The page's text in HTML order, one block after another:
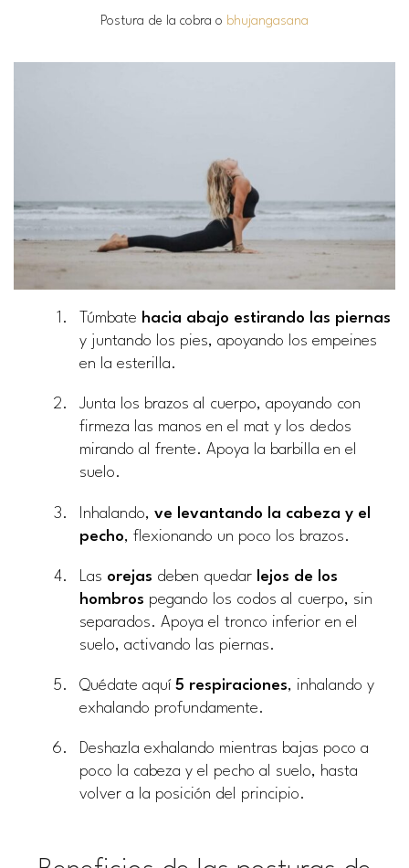
Postura de la cobra o bhujangasana
Túmbate hacia abajo estirando las piernas
y juntando los pies, apoyando los empeines
en la esterilla.
Junta los brazos al cuerpo, apoyando con
firmeza las manos en el mat y los dedos
mirando al frente. Apoya la barbilla en el
suelo.
Inhalando, ve levantando la cabeza y el
pecho, flexionando un poco los brazos.
Las orejas deben quedar lejos de los
hombros pegando los codos al cuerpo, sin
separados. Apoya el tronco inferior en el
suelo, activando las piernas.
Quédate aquí 5 respiraciones, inhalando y
exhalando profundamente.
Deshazla exhalando mientras bajas poco a
poco la cabeza y el pecho al suelo, hasta
volver a la posición del principio.